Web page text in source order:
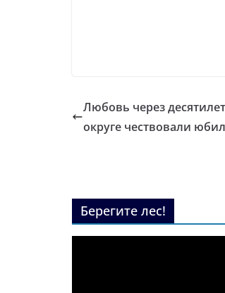
Любовь через
округе чествовали
Берегите лес!